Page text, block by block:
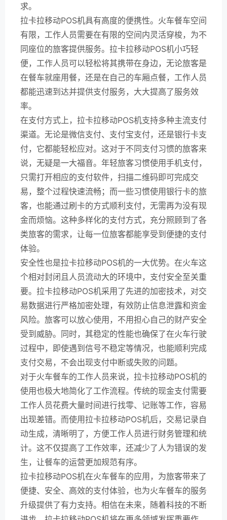
求。
拉卡拉移动POS机具有高度的便携性。火车餐车空间
有限，工作人员需要在有限的空间内灵活穿梭，为不
同座位的旅客提供服务。拉卡拉移动POS机小巧轻
便，工作人员可以轻松将其携带在身边，无论旅客是
在餐车就座用餐，还是在自己的车厢点餐，工作人员
都能迅速到达并提供支付服务，大大提高了服务效
率。
在支付方式上，拉卡拉移动POS机支持多种主流支付
渠道。无论是微信支付、支付宝支付，还是银行卡支
付，它都能轻松应对。这对于不同支付习惯的旅客来
说，无疑是一大福音。年轻旅客习惯使用手机支付，
只需打开相应的支付软件，扫描二维码即可完成交
易，整个过程快速流畅；而一些习惯使用银行卡的旅
客，也能通过刷卡的方式顺利支付，无需再为没有现
金而烦恼。这种多样化的支付方式，充分照顾到了各
类旅客的需求，让每一位旅客都能享受到便捷的支付
体验。
安全性也是拉卡拉移动POS机的一大优势。在火车这
个相对封闭且人员流动大的环境中，支付安全至关重
要。拉卡拉移动POS机采用了先进的加密技术，对交
易数据进行严格加密处理，有效防止信息泄露和资金
风险。旅客可以放心使用，不用担心自己的财产安全
受到威胁。同时，其稳定的性能也确保了在火车行驶
过程中，即使遇到信号不稳定等情况，也能顺利完成
支付交易，不会出现支付中断或失败的问题。
对于火车餐车的工作人员来说，拉卡拉移动POS机的
使用也极大地简化了工作流程。传统的现金支付需要
工作人员花费大量时间进行找零、记账等工作，容易
出现差错。而使用拉卡拉移动POS机后，交易记录自
动生成，清晰明了，方便工作人员进行财务管理和统
计。这不仅提高了工作效率，还减少了人为错误的发
生，让餐车的运营更加规范有序。
拉卡拉移动POS机在火车餐车的应用，为旅客带来了
便捷、安全、高效的支付体验，也为火车餐车的服务
升级提供了有力支持。相信在未来，随着科技的不断